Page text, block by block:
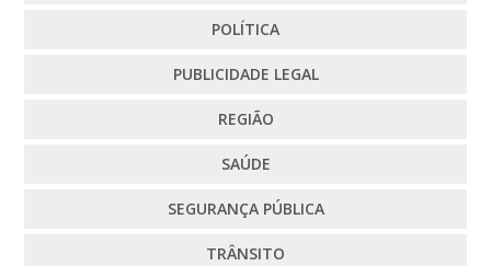
POLÍTICA
PUBLICIDADE LEGAL
REGIÃO
SAÚDE
SEGURANÇA PÚBLICA
TRÂNSITO